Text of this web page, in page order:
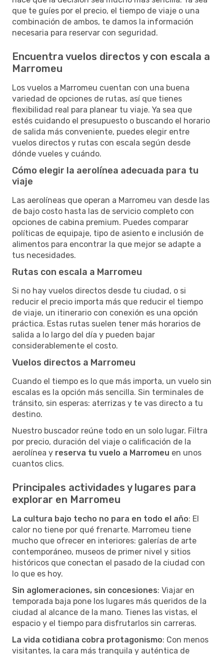
que te guíes por el precio, el tiempo de viaje o una
combinación de ambos, te damos la información
necesaria para reservar con seguridad.
Encuentra vuelos directos y con escala a
Marromeu
Los vuelos a Marromeu cuentan con una buena
variedad de opciones de rutas, así que tienes
flexibilidad real para planear tu viaje. Ya sea que
estés cuidando el presupuesto o buscando el horario
de salida más conveniente, puedes elegir entre
vuelos directos y rutas con escala según desde
dónde vueles y cuándo.
Cómo elegir la aerolínea adecuada para tu
viaje
Las aerolíneas que operan a Marromeu van desde las
de bajo costo hasta las de servicio completo con
opciones de cabina premium. Puedes comparar
políticas de equipaje, tipo de asiento e inclusión de
alimentos para encontrar la que mejor se adapte a
tus necesidades.
Rutas con escala a Marromeu
Si no hay vuelos directos desde tu ciudad, o si
reducir el precio importa más que reducir el tiempo
de viaje, un itinerario con conexión es una opción
práctica. Estas rutas suelen tener más horarios de
salida a lo largo del día y pueden bajar
considerablemente el costo.
Vuelos directos a Marromeu
Cuando el tiempo es lo que más importa, un vuelo sin
escalas es la opción más sencilla. Sin terminales de
tránsito, sin esperas: aterrizas y te vas directo a tu
destino.
Nuestro buscador reúne todo en un solo lugar. Filtra
por precio, duración del viaje o calificación de la
aerolínea y reserva tu vuelo a Marromeu en unos
cuantos clics.
Principales actividades y lugares para
explorar en Marromeu
La cultura bajo techo no para en todo el año: El
calor no tiene por qué frenarte. Marromeu tiene
mucho que ofrecer en interiores: galerías de arte
contemporáneo, museos de primer nivel y sitios
históricos que conectan el pasado de la ciudad con
lo que es hoy.
Sin aglomeraciones, sin concesiones: Viajar en
temporada baja pone los lugares más queridos de la
ciudad al alcance de la mano. Tienes las vistas, el
espacio y el tiempo para disfrutarlos sin carreras.
La vida cotidiana cobra protagonismo: Con menos
visitantes, la cara más tranquila y auténtica de